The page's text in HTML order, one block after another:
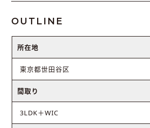
OUTLINE
所在地
東京都世田谷区
間取り
3LDK＋WIC